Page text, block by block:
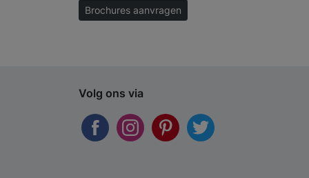
Brochures aanvragen
Volg ons via